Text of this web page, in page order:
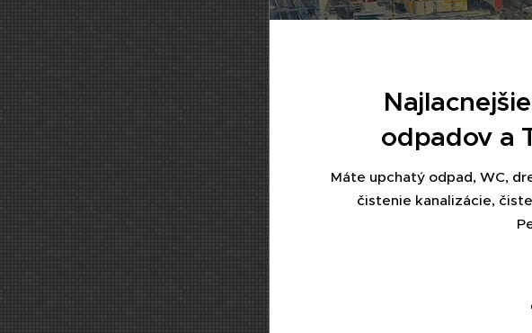
odpadov a
Máte upchatý odpad, WC,
čistenie kanalizácie,